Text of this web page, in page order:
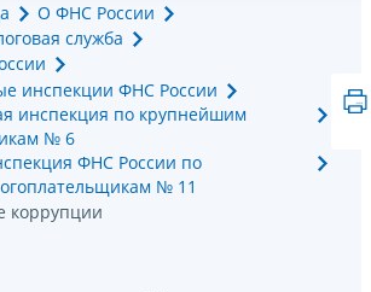
О ФНС России
служба
инспекции ФНС России
инспекция по крупнейшим
№ 6
ФНС России по
№ 11
коррупции